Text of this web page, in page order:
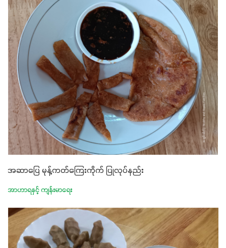
အဆာပြေ မုန့်ကတ်ကြေးကိုက် ပြုလုပ်နည်း
အာဟာရနှင့် ကျန်းမာရေး